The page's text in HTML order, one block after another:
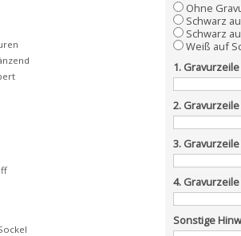
Ohne
Schwarz
Schwarz
Weiß auf
1. Gravurzeile
2. Gravurzeile
3. Gravurzeile
4. Gravurzeile
Sonstige